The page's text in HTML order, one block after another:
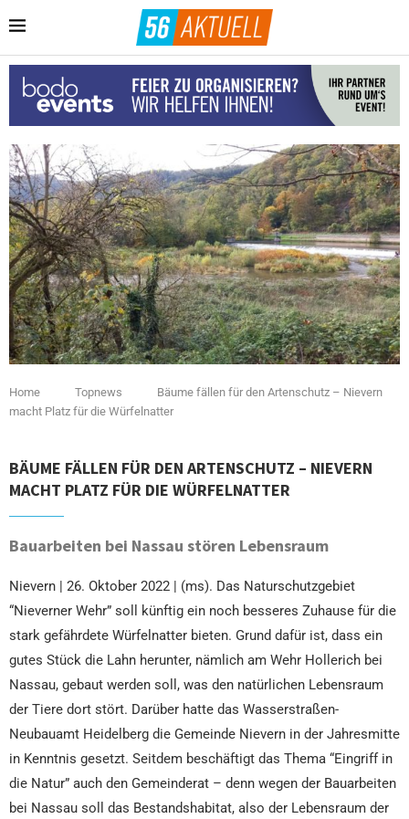
Home Topnews
Bäume fällen für den Artenschutz – Nievern
macht Platz für die Würfelnatter
BÄUME FÄLLEN FÜR DEN ARTENSCHUTZ – NIEVERN
MACHT PLATZ FÜR DIE WÜRFELNATTER
Bauarbeiten bei Nassau stören Lebensraum
Nievern | 26. Oktober 2022 | (ms). Das Naturschutzgebiet
“Nieverner Wehr” soll künftig ein noch besseres Zuhause für die
stark gefährdete Würfelnatter bieten. Grund dafür ist, dass ein
gutes Stück die Lahn herunter, nämlich am Wehr Hollerich bei
Nassau, gebaut werden soll, was den natürlichen Lebensraum
der Tiere dort stört. Darüber hatte das Wasserstraßen-
Neubauamt Heidelberg die Gemeinde Nievern in der Jahresmitte
in Kenntnis gesetzt. Seitdem beschäftigt das Thema “Eingriff in
die Natur” auch den Gemeinderat – denn wegen der Bauarbeiten
bei Nassau soll das Bestandshabitat, also der Lebensraum der